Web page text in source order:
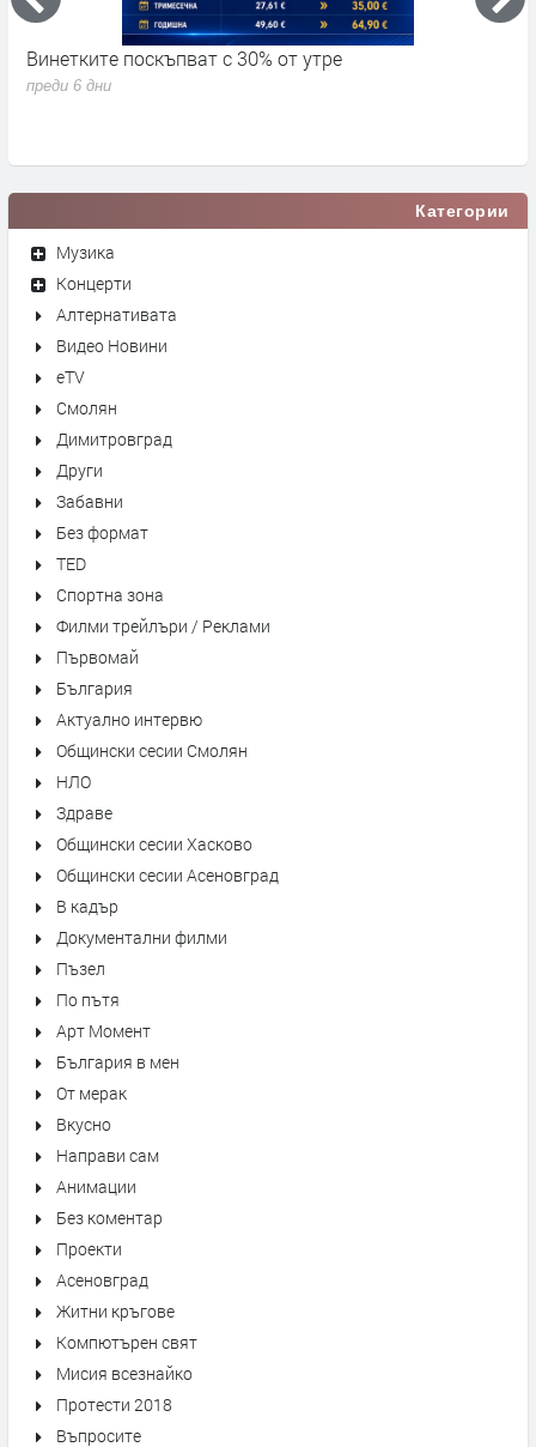
Винетките поскъпват с 30% от утре
преди 6 дни
Категории
Музика
Концерти
Алтернативата
Видео Новини
eTV
Смолян
Димитровград
Други
Забавни
Без формат
TED
Спортна зона
Филми трейлъри / Реклами
Първомай
България
Актуално интервю
Общински сесии Смолян
НЛО
Здраве
Общински сесии Хасково
Общински сесии Асеновград
В кадър
Документални филми
Пъзел
По пътя
Арт Момент
България в мен
От мерак
Вкусно
Направи сам
Анимации
Без коментар
Проекти
Асеновград
Житни кръгове
Компютърен свят
Мисия всезнайко
Протести 2018
Въпросите